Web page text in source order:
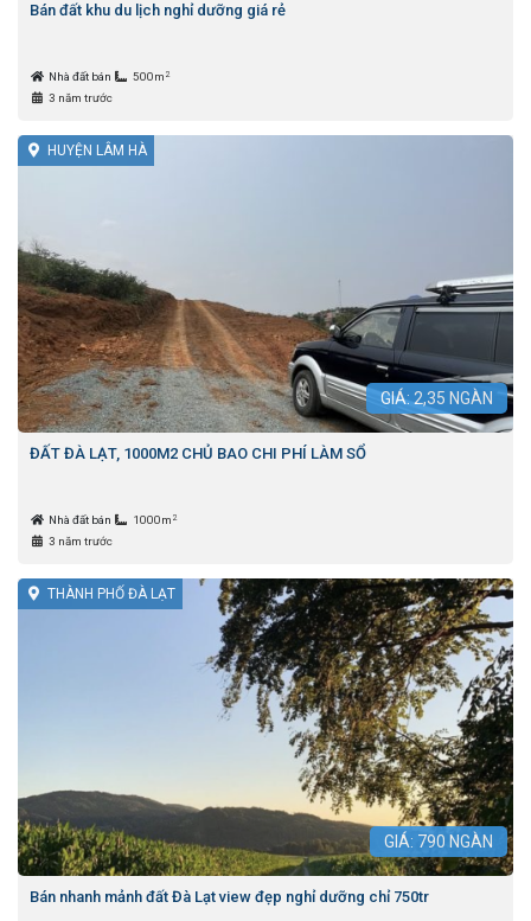
Bán đất khu du lịch nghỉ dưỡng giá rẻ
Nhà đất bán 500m 2
3 năm trước
HUYỆN LÂM HÀ
GIÁ:2,35 NGÀN
ĐẤT ĐÀ LẠT, 1000M2 CHỦ BAO CHI PHÍ LÀM SỔ
Nhà đất bán 1000m 2
3 năm trước
THÀNH PHỐ ĐÀ LẠT
GIÁ: 790 NGÀN
Bán nhanh mảnh đất Đà Lạt view đẹp nghỉ dưỡng chỉ 750tr